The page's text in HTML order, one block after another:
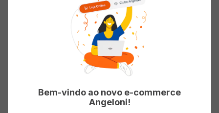
Facilitador de Passar Roupas
PASSE BEM 4 em 1 Refil 500ml
(0 avaliações)
Bem-vindo ao novo e-commerce
Angeloni!